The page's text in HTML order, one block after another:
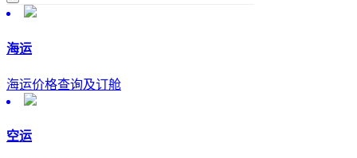
海运
海运价格查询及订舱
空运